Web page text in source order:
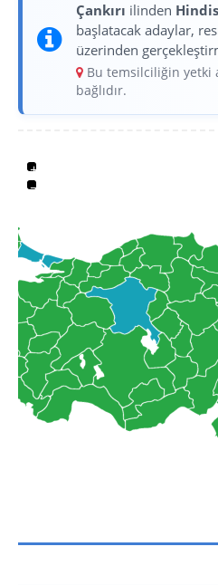
Çankırı ilinden
başlatacak adaylar,
üzerinden
Bu temsilciliğin yetki
bağlıdır.
+
−